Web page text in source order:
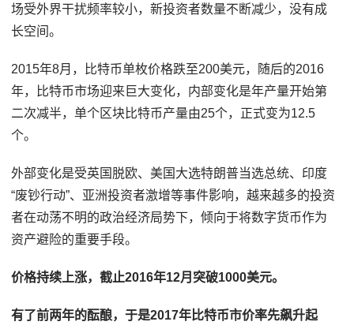
场受外界干扰频率较小，新投资者数量不断减少，没有成
长空间。
2015年8月，比特币单枚价格跌至200美元，随后的2016
年，比特币市场迎来巨大变化，内部变化是年产量开始第
二次减半，单个区块比特币产量由25个，正式变为12.5
个。
外部变化是受英国脱欧、美国大选特朗普当选总统、印度
“废钞行动”、亚洲投资者激增等事件影响，越来越多的投资
者在动荡不明的政治经济局势下，倾向于将数字货币作为
资产避险的重要手段。
价格持续上涨，截止2016年12月突破1000美元。
有了前两年的酝酿，于是2017年比特币市价率先飙升起